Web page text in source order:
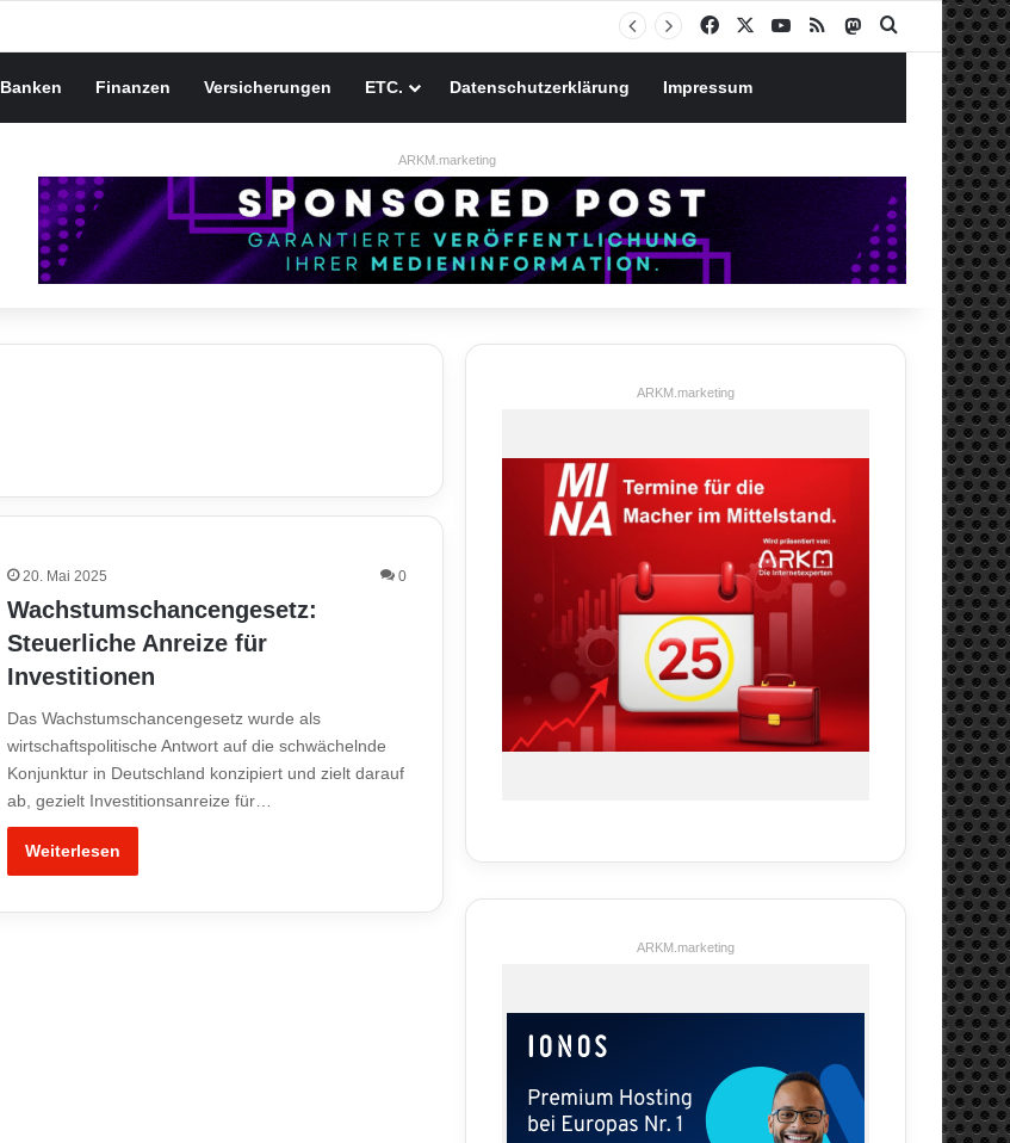
Facebook YouTube
RSS MastodonSuchen nach
Banken Finanzen Versicherungen ETC. Datenschutzerklärung Impressum
ARKM.marketing
20. Mai 2025 0
Wachstumschancengesetz:
Steuerliche Anreize für
Investitionen
Das Wachstumschancengesetz wurde als
wirtschaftspolitische Antwort auf die schwächelnde
Konjunktur in Deutschland konzipiert und zielt darauf
ab, gezielt Investitionsanreize für…
Weiterlesen
ARKM.marketing
ARKM.marketing